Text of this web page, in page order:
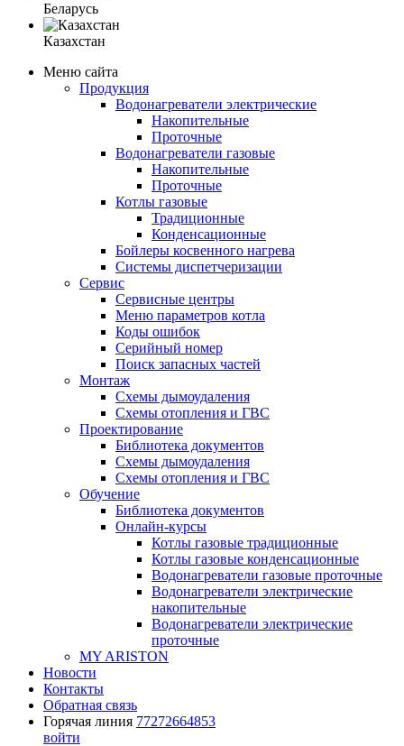
Беларусь
Казахстан
Меню сайта
Продукция
Водонагреватели электрические
Накопительные
Проточные
Водонагреватели газовые
Накопительные
Проточные
Котлы газовые
Традиционные
Конденсационные
Бойлеры косвенного нагрева
Системы диспетчеризации
Сервис
Сервисные центры
Меню параметров котла
Коды ошибок
Серийный номер
Поиск запасных частей
Монтаж
Схемы дымоудаления
Схемы отопления и ГВС
Проектирование
Библиотека документов
Схемы дымоудаления
Схемы отопления и ГВС
Обучение
Библиотека документов
Онлайн-курсы
Котлы газовые традиционные
Котлы газовые конденсационные
Водонагреватели газовые проточные
Водонагреватели электрические
накопительные
Водонагреватели электрические
проточные
MY ARISTON
Новости
Контакты
Обратная связь
Горячая линия 77272664853
войти